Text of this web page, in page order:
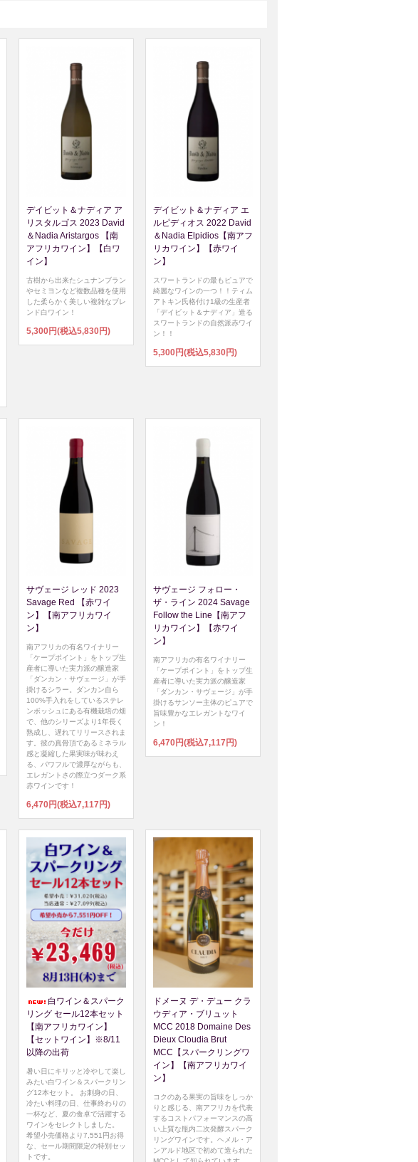
デイビット＆ナディア ア
リスタルゴス 2023 David
＆Nadia Aristargos 【南
アフリカワイン】【白ワ
イン】
古樹から出来たシュナンブラン
やセミヨンなど複数品種を使用
した柔らかく美しい複雑なブレ
ンド白ワイン！
5,300円(税込5,830円)
デイビット＆ナディア エ
ルピディオス 2022 David
＆Nadia Elpidios【南アフ
リカワイン】【赤ワイ
ン】
スワートランドの最もピュアで
綺麗なワインの一つ！！ティム
アトキン氏格付け1級の生産者
「デイビット＆ナディア」造る
スワートランドの自然派赤ワイ
ン！！
5,300円(税込5,830円)
サヴェージ レッド 2023
Savage Red 【赤ワイ
ン】【南アフリカワイ
ン】
南アフリカの有名ワイナリー
「ケープポイント」をトップ生
産者に導いた実力派の醸造家
「ダンカン・サヴェージ」が手
掛けるシラー。ダンカン自ら
100%手入れをしているステレ
ンボッシュにある有機栽培の畑
で、他のシリーズより1年長く
熟成し、遅れてリリースされま
す。彼の真骨頂であるミネラル
感と凝縮した果実味が味わえ
る、パワフルで濃厚ながらも、
エレガントさの際立つダーク系
赤ワインです！
6,470円(税込7,117円)
サヴェージ フォロー・
ザ・ライン 2024 Savage
Follow the Line【南アフ
リカワイン】【赤ワイ
ン】
南アフリカの有名ワイナリー
「ケープポイント」をトップ生
産者に導いた実力派の醸造家
「ダンカン・サヴェージ」が手
掛けるサンソー主体のピュアで
旨味豊かなエレガントなワイ
ン！
6,470円(税込7,117円)
白ワイン＆スパーク
リング セール12本セット
【南アフリカワイン】
【セットワイン】※8/11
以降の出荷
暑い日にキリッと冷やして楽し
みたい白ワイン＆スパークリン
グ12本セット。 お刺身の日、
冷たい料理の日、仕事終わりの
一杯など、夏の食卓で活躍する
ワインをセレクトしました。
希望小売価格より7,551円お得
な、セール期間限定の特別セッ
トです。
ドメーヌ デ・デュー クラ
ウディア・ブリュット
MCC 2018 Domaine Des
Dieux Cloudia Brut
MCC【スパークリングワ
イン】【南アフリカワイ
ン】
コクのある果実の旨味をしっか
りと感じる、南アフリカを代表
するコストパフォーマンスの高
い上質な瓶内二次発酵スパーク
リングワインです。ヘメル・ア
ンアルド地区で初めて造られた